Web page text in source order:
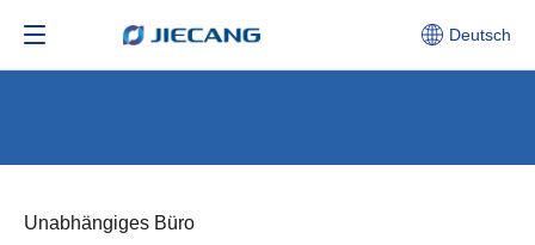
Deutsch
Unabhängiges Büro​​​​​​​